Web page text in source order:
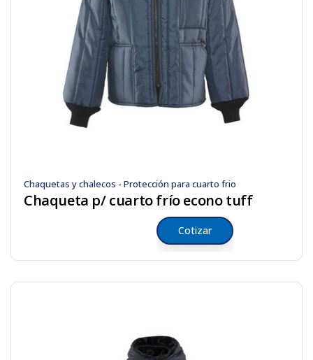
Chaquetas y chalecos - Protección para cuarto frio
Chaqueta p/ cuarto frío econo tuff
Cotizar